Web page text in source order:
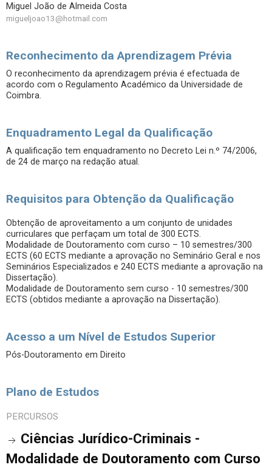
Miguel João de Almeida Costa
migueljoao13@hotmail.com
Reconhecimento da Aprendizagem Prévia
O reconhecimento da aprendizagem prévia é efectuada de
acordo com o Regulamento Académico da Universidade de
Coimbra.
Enquadramento Legal da Qualificação
A qualificação tem enquadramento no Decreto Lei n.º 74/2006,
de 24 de março na redação atual.
Requisitos para Obtenção da Qualificação
Obtenção de aproveitamento a um conjunto de unidades
curriculares que perfaçam um total de 300 ECTS.
Modalidade de Doutoramento com curso – 10 semestres/300
ECTS (60 ECTS mediante a aprovação no Seminário Geral e nos
Seminários Especializados e 240 ECTS mediante a aprovação na
Dissertação).
Modalidade de Doutoramento sem curso - 10 semestres/300
ECTS (obtidos mediante a aprovação na Dissertação).
Acesso a um Nível de Estudos Superior
Pós-Doutoramento em Direito
Plano de Estudos
PERCURSOS
Ciências Jurídico-Criminais -
Modalidade de Doutoramento com Curso